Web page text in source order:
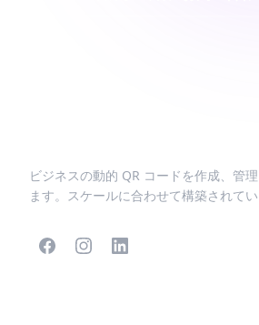
ビジネスの動的 QR コードを作成、管
ます。スケールに合わせて構築されてい